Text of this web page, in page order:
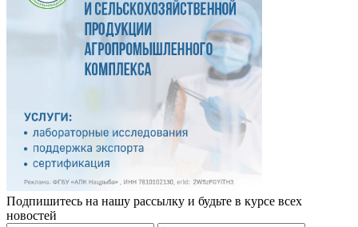
Подпишитесь на нашу рассылку и будьте в курсе всех
новостей